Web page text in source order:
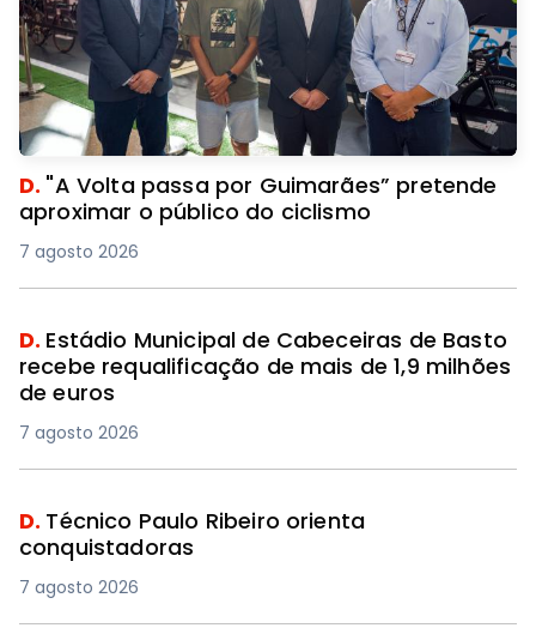
D. "A Volta passa por Guimarães” pretende
aproximar o público do ciclismo
7 agosto 2026
D. Estádio Municipal de Cabeceiras de Basto
recebe requalificação de mais de 1,9 milhões
de euros
7 agosto 2026
D. Técnico Paulo Ribeiro orienta
conquistadoras
7 agosto 2026